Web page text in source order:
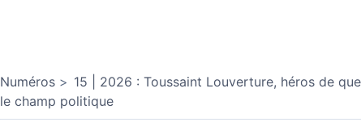
Numéros 15 | 2026 : Toussaint Louverture, héros de
le champ politique